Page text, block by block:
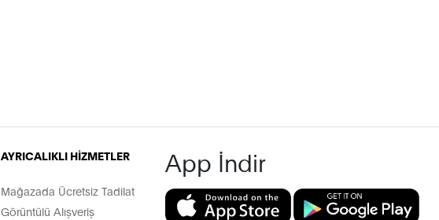
AYRICALIKLI HİZMETLER
Mağazada Ücretsiz Tadilat
Görüntülü Alışveriş
App İndir